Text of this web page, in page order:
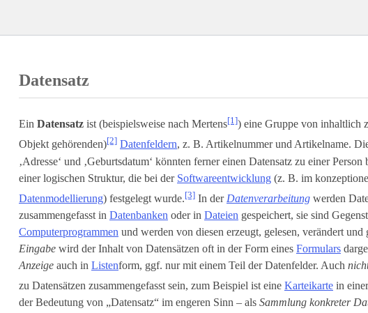
Datensatz
Ein Datensatz ist (beispielsweise nach Mertens[1]) eine Gruppe von inhaltlich
Objekt gehörenden)[2] Datenfeldern, z. B. Artikelnummer und Artikelname.
‚Adresse‘ und ‚Geburtsdatum‘ könnten ferner einen Datensatz zu einer
einer logischen Struktur, die bei der Softwareentwicklung (z. B. im
Datenmodellierung) festgelegt wurde.[3] In der Datenverarbeitung werden
zusammengefasst in Datenbanken oder in Dateien gespeichert, sie sind
Computerprogrammen und werden von diesen erzeugt, gelesen, verändert und
Eingabe wird der Inhalt von Datensätzen oft in der Form eines Formulars
Anzeige auch in Listen­form, ggf. nur mit einem Teil der Datenfelder. Auch
zu Datensätzen zusammengefasst sein, zum Beispiel ist eine Karteikarte in
der Bedeutung von „Datensatz“ im engeren Sinn – als Sammlung konkreter